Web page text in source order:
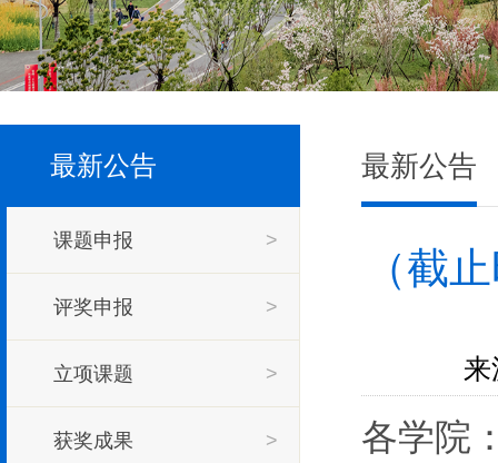
最新公告
课题申报 >
评奖申报 >
立项课题 >
获奖成果 >
最新公告
（截
各学院